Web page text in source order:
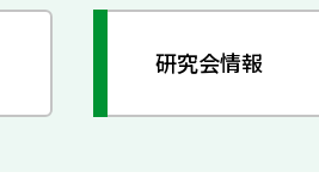
研究会情報